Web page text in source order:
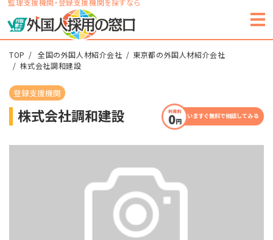
監理支援機関・登録支援機関を探すなら
TOP 全国の外国人材紹介会社
東京都の外国人材紹介会社
株式会社調和建設
登録支援機関
株式会社調和建設 いますぐ無料で相談してみる